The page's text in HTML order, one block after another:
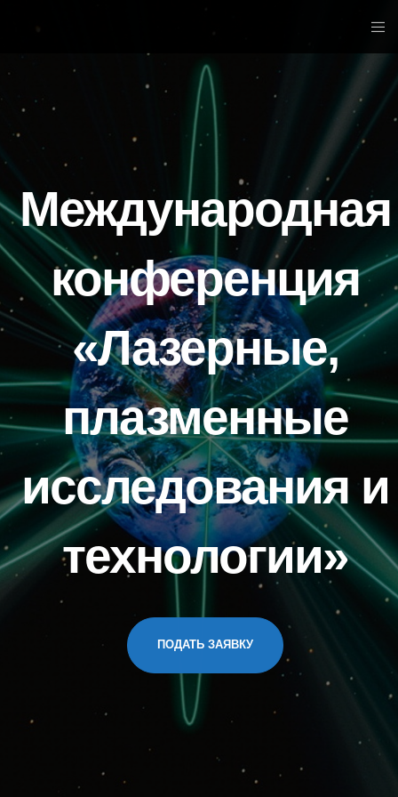
Международная
конференция
«Лазерные,
плазменные
исследования и
технологии»
ПОДАТЬ ЗАЯВКУ